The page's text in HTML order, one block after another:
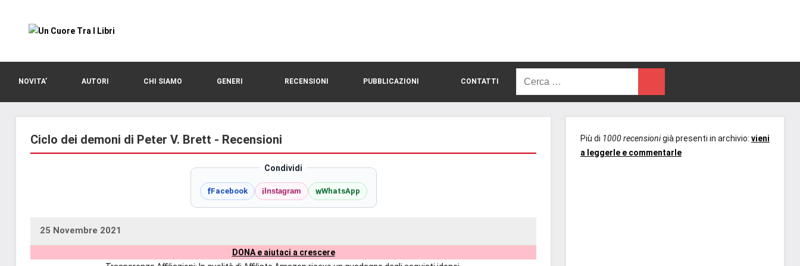
contenuto
Cuore
Tra
I
romance
e
non
Recensioni,
NOVITA’ AUTORI CHI SIAMO GENERI RECENSIONI PUBBLICAZIONI CONTATTI
Ciclo dei demoni di Peter V. Brett - Recensioni
Condividi
fFacebook i Instagram wWhatsApp
25 Novembre 2021
DONA e aiutaci a crescere
Più di 1000 recensionigià presenti in archivio: vieni
a leggerle e commentarle